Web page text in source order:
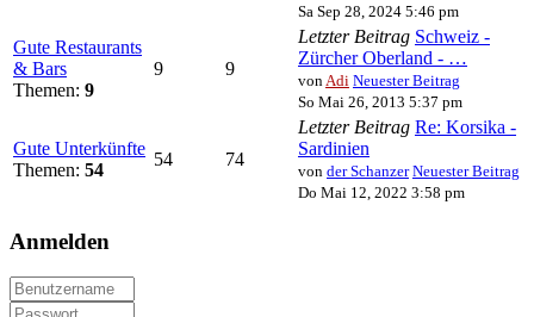
Sa Sep 28, 2024 5:46 pm
Gute Restaurants
& Bars
Themen: 9
9 9
Letzter Beitrag Schweiz -
Zürcher Oberland - …
vonAdi Neuester Beitrag
So Mai 26, 2013 5:37 pm
Gute Unterkünfte
Themen: 54
54 74
Letzter Beitrag Re: Korsika -
Sardinien
von der Schanzer Neuester Beitrag
Do Mai 12, 2022 3:58 pm
Anmelden